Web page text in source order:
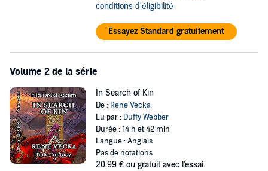
Along his journey, he discovers new talents, witnesses awe-
inspiring wonders, and makes new friends. But the city is full of
vipers and his mouth engages before his brain.
quest turn into tragedy? Not just for himself, but also for his kin and
Vidarr is an intricate, colorful, and twisted addition to the Norns
weave.
©2022 RVAELLC (P)2023 RVAELLC
conditions d'éligibilité
Essayez Standard gratuitement
Volume 2 de la série
In Search of Kin
De : Rene Vecka
Lu par : Duffy Webber
Durée : 14 h et 42 min
Langue : Anglais
Pas de notations
20,99 € ou gratuit avec l'essai.